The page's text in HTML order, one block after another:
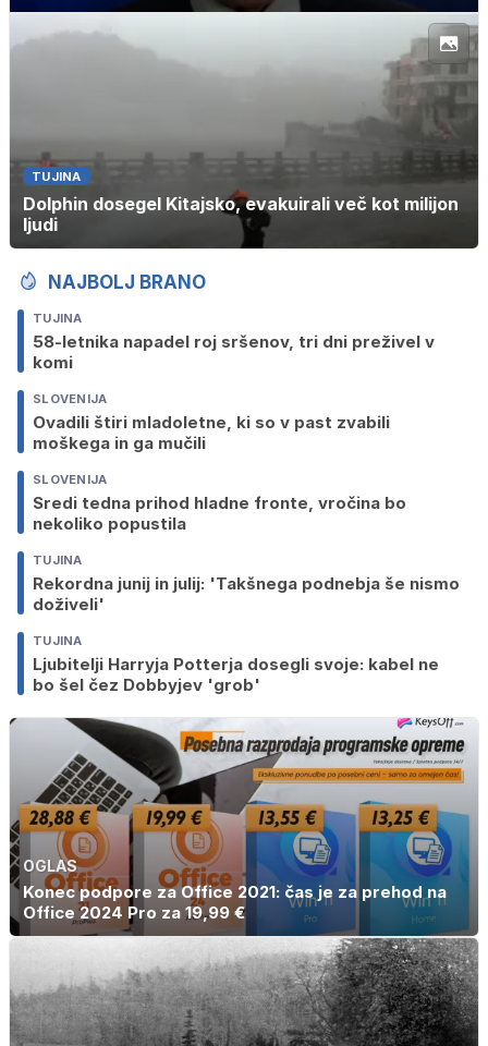
TUJINA
Dolphin dosegel Kitajsko, evakuirali več kot milijon
ljudi
NAJBOLJ BRANO
TUJINA
58-letnika napadel roj sršenov, tri dni preživel v
komi
SLOVENIJA
Ovadili štiri mladoletne, ki so v past zvabili
moškega in ga mučili
SLOVENIJA
Sredi tedna prihod hladne fronte, vročina bo
nekoliko popustila
TUJINA
Rekordna junij in julij: 'Takšnega podnebja še nismo
doživeli'
TUJINA
Ljubitelji Harryja Potterja dosegli svoje: kabel ne
bo šel čez Dobbyjev 'grob'
OGLAS
Konec podpore za Office 2021: čas je za prehod na
Office 2024 Pro za 19,99 €